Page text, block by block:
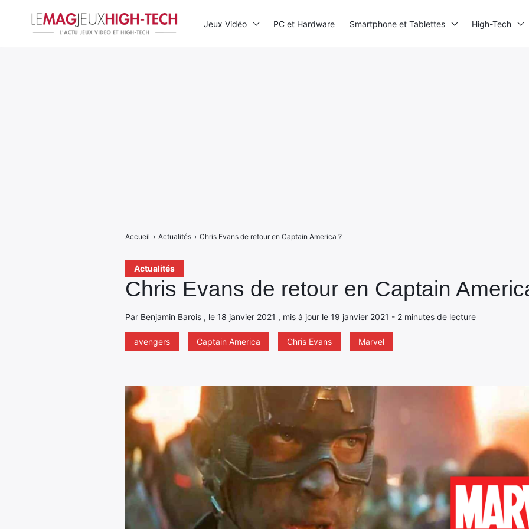
Actualités
Chris Evans de retour en Captain
Par Benjamin Barois , le 18 janvier 2021 , mis à jour le 19 janvier 2021 - 2 minutes de lecture
avengers Captain America Chris Evans Marvel
Accueil › Actualités › Chris Evans de retour en Captain America ?
Jeux Vidéo PC et Hardware Smartphone et Tablettes High-Tech